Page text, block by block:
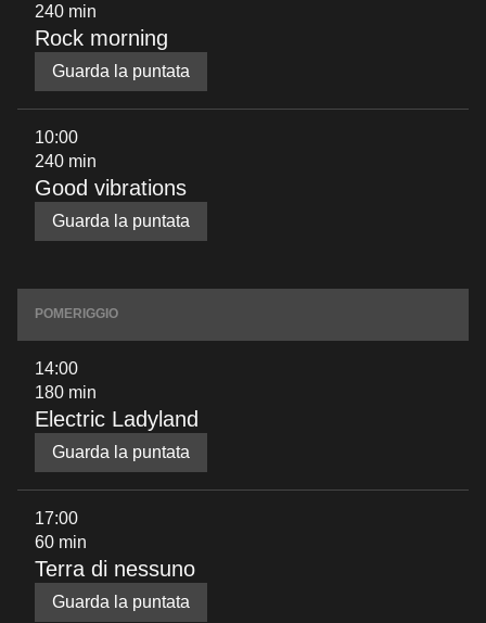
240 min
Rock morning
Guarda la puntata
10:00
240 min
Good vibrations
Guarda la puntata
POMERIGGIO
14:00
180 min
Electric Ladyland
Guarda la puntata
17:00
60 min
Terra di nessuno
Guarda la puntata